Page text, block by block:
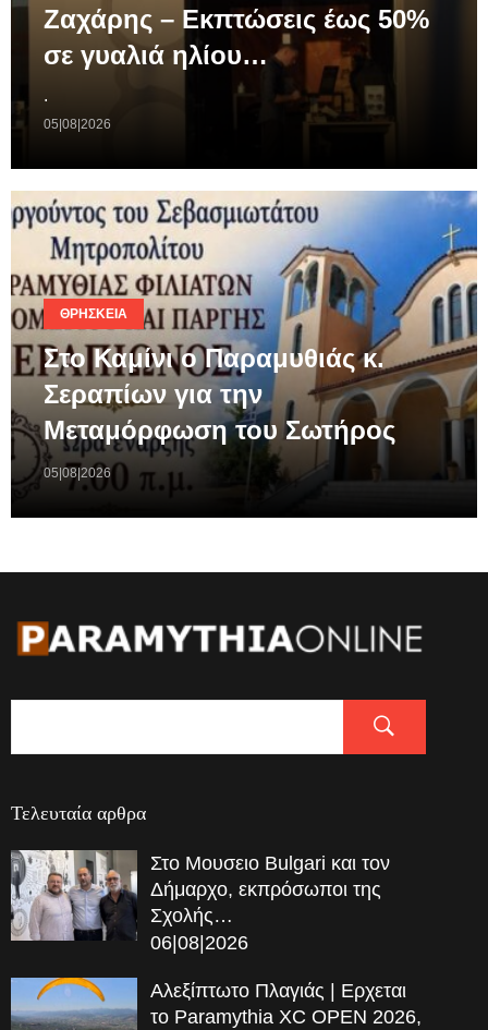
Ζαχάρης – Εκπτώσεις έως 50%
σε γυαλιά ηλίου…
.
05|08|2026
ΘΡΗΣΚΕΊΑ
Στο Καμίνι ο Παραμυθιάς κ.
Σεραπίων για την
Μεταμόρφωση του Σωτήρος
05|08|2026
Τελευταία αρθρα
Στο Μουσειο Bulgari και τον
Δήμαρχο, εκπρόσωποι της
Σχολής…
06|08|2026
Αλεξίπτωτο Πλαγιάς | Ερχεται
το Paramythia XC OPEN 2026,